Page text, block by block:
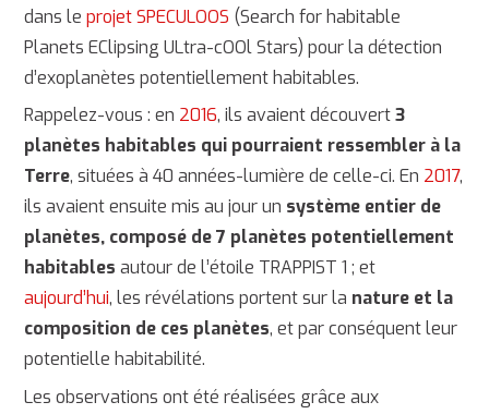
dans leprojet SPECULOOS (Search for habitable
Planets EClipsing ULtra-cOOl Stars) pour la détection
d’exoplanètes potentiellement habitables.
Rappelez-vous : en 2016, ils avaient découvert3
planètes habitables qui pourraient ressembler à la
Terre, situées à 40 années-lumière de celle-ci. En 2017,
ils avaient ensuite mis au jour un système entier de
planètes, composé de 7 planètes potentiellement
habitables autour de l’étoile TRAPPIST 1 ; et
aujourd’hui, les révélations portent sur la nature et la
composition de ces planètes, et par conséquent leur
potentielle habitabilité.
Les observations ont été réalisées grâce aux